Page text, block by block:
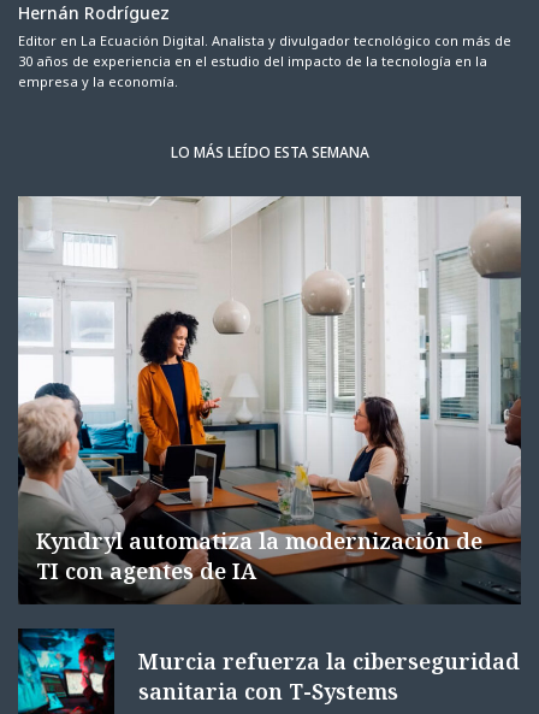
Hernán Rodríguez
Editor en La Ecuación Digital. Analista y divulgador tecnológico con más de
30 años de experiencia en el estudio del impacto de la tecnología en la
empresa y la economía.
LO MÁS LEÍDO ESTA SEMANA
Kyndryl automatiza la modernización de
TI con agentes de IA
Murcia refuerza la ciberseguridad
sanitaria con T-Systems